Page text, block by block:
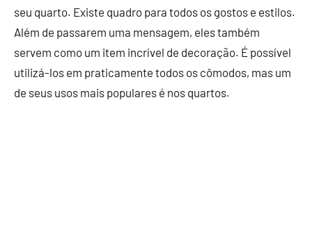
seu quarto. Existe quadro para todos os gostos e estilos.
Além de passarem uma mensagem, eles também
servem como um item incrível de decoração. É possível
utilizá-los em praticamente todos os cômodos, mas um
de seus usos mais populares é nos quartos.